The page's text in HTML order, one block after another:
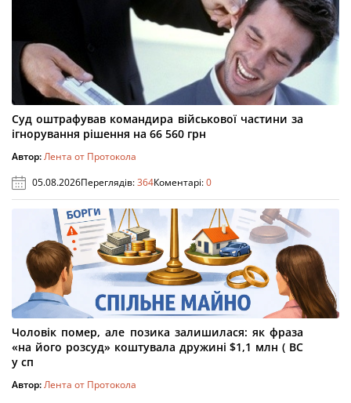
Суд оштрафував командира військової частини за
ігнорування рішення на 66 560 грн
Автор:Лента от Протокола
05.08.2026Переглядів:364Коментарі:0
Чоловік помер, але позика залишилася: як фраза
«на його розсуд» коштувала дружині $1,1 млн ( ВС
у сп
Автор:Лента от Протокола